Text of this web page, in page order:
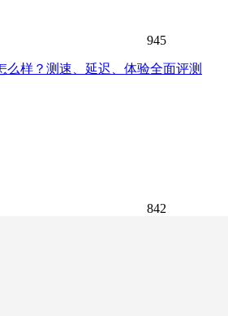
945
么样？测速、延迟、体验全面评测
842